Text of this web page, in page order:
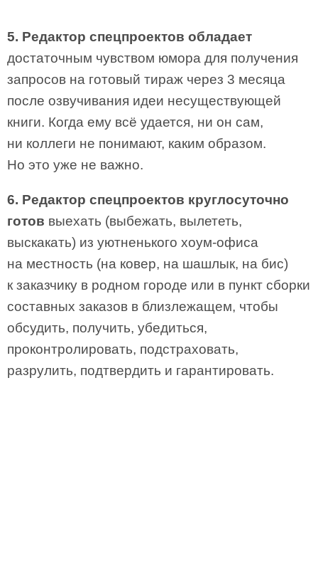
5. Редактор спецпроектов обладает
достаточным чувством юмора для получения
запросов на готовый тираж через 3 месяца
после озвучивания идеи несуществующей
книги. Когда ему всё удается, ни он сам,
ни коллеги не понимают, каким образом.
Но это уже не важно.
6. Редактор спецпроектов круглосуточно
готов выехать (выбежать, вылететь,
выскакать) из уютненького хоум-офиса
на местность (на ковер, на шашлык, на бис)
к заказчику в родном городе или в пункт сборки
составных заказов в близлежащем, чтобы
обсудить, получить, убедиться,
проконтролировать, подстраховать,
разрулить, подтвердить и гарантировать.